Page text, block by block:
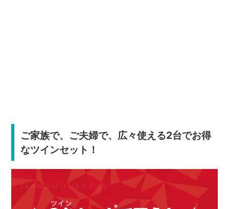
ご家族で、ご夫婦で、広々使える2台でお得
なツインセット！